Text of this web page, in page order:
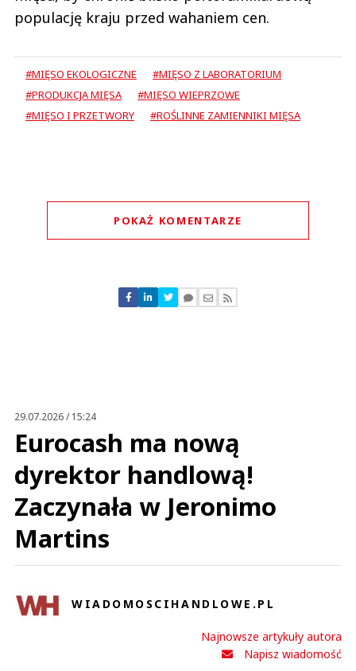
populację kraju przed wahaniem cen.
#MIĘSO EKOLOGICZNE
#MIĘSO Z LABORATORIUM
#PRODUKCJA MIĘSA
#MIĘSO WIEPRZOWE
#MIĘSO I PRZETWORY
#ROŚLINNE ZAMIENNIKI MIĘSA
POKAŻ KOMENTARZE
Nie znaleziono komentarzy
Zostaw swoje komentarze
29.07.2026 / 15:24
Eurocash ma nową
dyrektor handlową!
Zaczynała w Jeronimo
Martins
WIADOMOSCIHANDLOWE.PL
Najnowsze artykuły autora
Napisz wiadomość